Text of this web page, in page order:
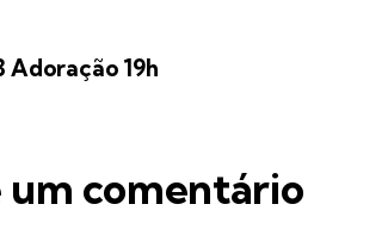
Adoração 19h
um comentário